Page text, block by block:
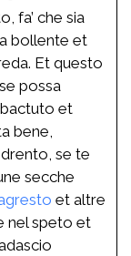
fa’ che sia
bollente et
Et questo
possa
et
bene,
se te
secche
et altre
nel speto et